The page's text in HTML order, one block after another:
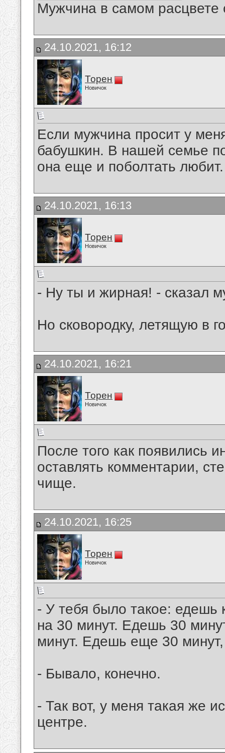
Мужчина в самом расцвете
24.10.2021, 16:12
Торен
Новичок
Если мужчина просит у
бабушкин. В нашей семье
она еще и поболтать любит.
24.10.2021, 16:13
Торен
Новичок
- Ну ты и жирная! - сказал
Но сковородку, летящую в
24.10.2021, 16:21
Торен
Новичок
После того как появились
оставлять комментарии,
чище.
24.10.2021, 16:25
Торен
Новичок
- У тебя было такое: едешь
на 30 минут. Едешь 30
минут. Едешь еще 30
- Бывало, конечно.
- Так вот, у меня такая же
центре.